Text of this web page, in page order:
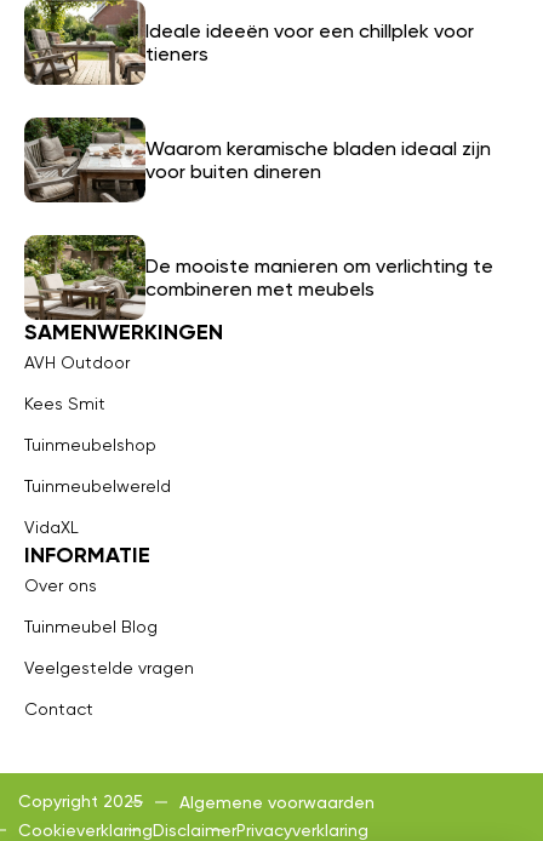
Ideale ideeën voor een chillplek voor
tieners
Waarom keramische bladen ideaal zijn
voor buiten dineren
De mooiste manieren om verlichting te
combineren met meubels
SAMENWERKINGEN
AVH Outdoor
Kees Smit
Tuinmeubelshop
Tuinmeubelwereld
VidaXL
INFORMATIE
Over ons
Tuinmeubel Blog
Veelgestelde vragen
Contact
Copyright 2025
Algemene voorwaarden
CookieverklaringDisclaimerPrivacyverklaring